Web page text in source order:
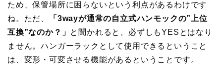
ため、保管場所に困らないという利点があるわけです
ね。ただ、
「3wayが通常の自立式ハンモックの”上位
互換”なのか？」 と聞かれると、必ずしもYESとはなり
ません。ハンガーラックとして使用できるということ
は、変形・可変させる機能があるということです。